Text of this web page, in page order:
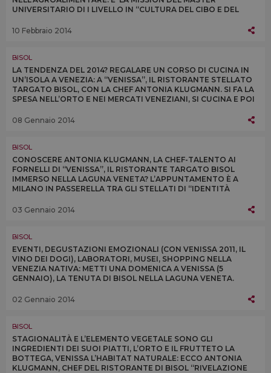
UNIVERSITARIO DI I LIVELLO IN “CULTURA DEL CIBO E DEL
10 Febbraio 2014
BISOL
LA TENDENZA DEL 2014? REGALARE UN CORSO DI CUCINA IN
UN’ISOLA A VENEZIA: A “VENISSA”, IL RISTORANTE STELLATO
TARGATO BISOL, CON LA CHEF ANTONIA KLUGMANN. SI FA LA
SPESA NELL’ORTO E NEI MERCATI VENEZIANI, SI CUCINA E POI
08 Gennaio 2014
BISOL
CONOSCERE ANTONIA KLUGMANN, LA CHEF-TALENTO AI
FORNELLI DI “VENISSA”, IL RISTORANTE TARGATO BISOL
IMMERSO NELLA LAGUNA VENETA? L’APPUNTAMENTO È A
MILANO IN PASSERELLA TRA GLI STELLATI DI “IDENTITÀ
03 Gennaio 2014
BISOL
EVENTI, DEGUSTAZIONI EMOZIONALI (CON VENISSA 2011, IL
VINO DEI DOGI), LABORATORI, MUSEI, SHOPPING NELLA
VENEZIA NATIVA: METTI UNA DOMENICA A VENISSA (5
GENNAIO), LA TENUTA DI BISOL NELLA LAGUNA VENETA.
02 Gennaio 2014
BISOL
STAGIONALITÀ E L’ELEMENTO VEGETALE SONO GLI
INGREDIENTI DEI SUOI PIATTI, L’ORTO E IL FRUTTETO LA
BOTTEGA, VENISSA L’HABITAT NATURALE: ECCO ANTONIA
KLUGMANN, CHEF DEL RISTORANTE DI BISOL “RIVELAZIONE